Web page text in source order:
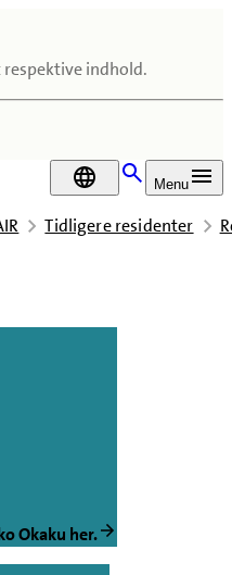
indhold.
DA Menu
Tidligere residenter
Okaku her.